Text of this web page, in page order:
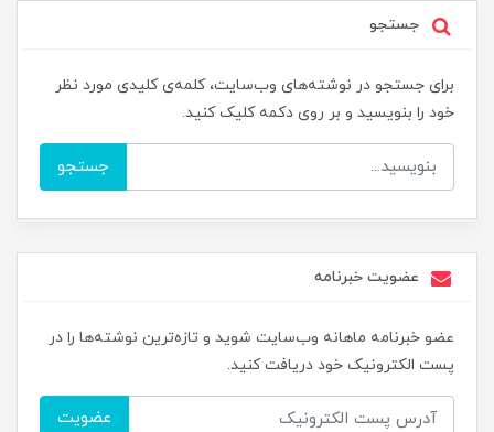
جستجو
برای جستجو در نوشته‌های وب‌سایت، کلمه‌ی کلیدی مورد نظر
خود را بنویسید و بر روی دکمه کلیک کنید.
جستجو
عضویت خبرنامه
عضو خبرنامه ماهانه وب‌سایت شوید و تازه‌ترین نوشته‌ها را در
پست الکترونیک خود دریافت کنید.
عضویت